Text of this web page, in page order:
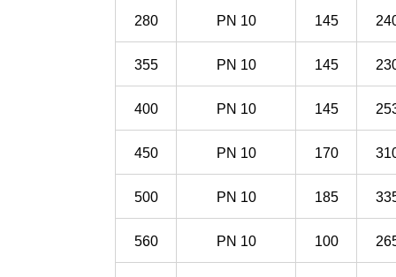
280 PN 10 145
355 PN 10 145
400 PN 10 145
450 PN 10 170
500 PN 10 185
560 PN 10 100